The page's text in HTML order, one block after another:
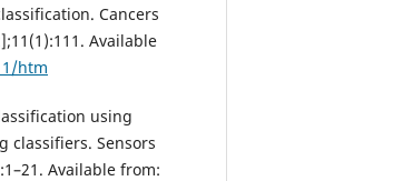
Cancers
Available
htm
using
classifiers. Sensors
Available from: